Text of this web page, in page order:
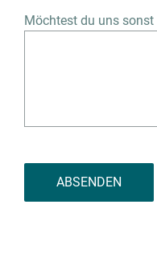
Möchtest du uns